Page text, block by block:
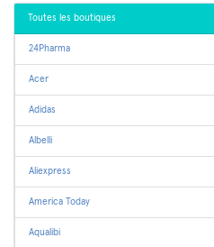
Toutes les boutiques
24Pharma
Acer
Adidas
Albelli
Aliexpress
America Today
Aqualibi